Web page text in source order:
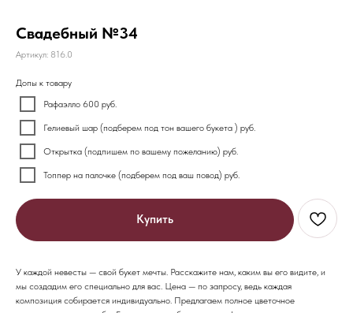
Свадебный №34
Артикул: 816.0
Допы к товару
Рафаэлло 600 руб.
Гелиевый шар (подберем под тон вашего букета ) руб.
Открытка (подпишем по вашему пожеланию) руб.
Топпер на палочке (подберем под ваш повод) руб.
Купить
У каждой невесты — свой букет мечты. Расскажите нам, каким вы его видите, и
мы создадим его специально для вас. Цена — по запросу, ведь каждая
композиция собирается индивидуально. Предлагаем полное цветочное